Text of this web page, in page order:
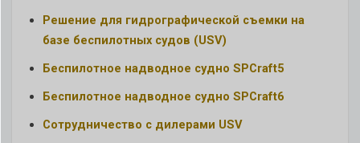
Решение для гидрографической съемки на
базе беспилотных судов (USV)
Беспилотное надводное судно SPCraft5
Беспилотное надводное судно SPCraft6
Сотрудничество с дилерами USV